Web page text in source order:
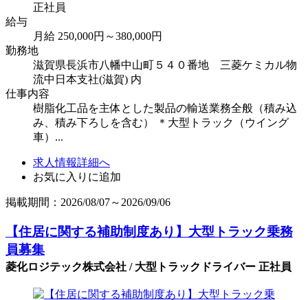
正社員
給与
月給 250,000円～380,000円
勤務地
滋賀県長浜市八幡中山町５４０番地 三菱ケミカル物
流中日本支社(滋賀) 内
仕事内容
樹脂化工品を主体とした製品の輸送業務全般（積み込
み、積み下ろしを含む） ＊大型トラック（ウイング
車）...
求人情報詳細へ
お気に入りに追加
掲載期間：2026/08/07～2026/09/06
【住居に関する補助制度あり】大型トラック乗務
員募集
菱化ロジテック株式会社 / 大型トラックドライバー 正社員